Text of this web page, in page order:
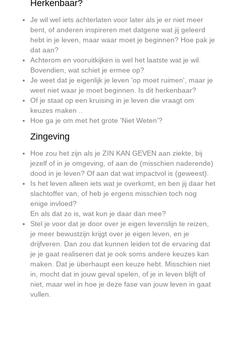
Herkenbaar?
Je wil wel iets achterlaten voor later als je er niet meer
bent, of anderen inspireren met datgene wat jij geleerd
hebt in je leven, maar waar moet je beginnen? Hoe pak je
dat aan?
Achterom en vooruitkijken is wel het laatste wat je wil.
Bovendien, wat schiet je ermee op?
Je weet dat je eigenlijk je leven 'op moet ruimen', maar je
weet niet waar je moet beginnen. Is dit herkenbaar?
Of je staat op een kruising in je leven die vraagt om
keuzes maken ..
Hoe ga je om met het grote 'Niet Weten'?
Zingeving
Hoe zou het zijn als je ZIN KAN GEVEN aan ziekte, bij
jezelf of in je omgeving, of aan de (misschien naderende)
dood in je leven? Of aan dat wat impactvol is (geweest).
Is het leven alleen iets wat je overkomt, en ben jij daar het
slachtoffer van, of heb je ergens misschien toch nog
enige invloed?
En als dat zo is, wat kun je daar dan mee?
Stel je voor dat je door over je eigen levenslijn te reizen,
je meer bewustzijn krijgt over je eigen leven, en je
drijfveren. Dan zou dat kunnen leiden tot de ervaring dat
je je gaat realiseren dat je ook soms andere keuzes kan
maken. Dat je überhaupt een keuze hebt. Misschien niet
in, mocht dat in jouw geval spelen, of je in leven blijft of
niet, maar wel in hoe je deze fase van jouw leven in gaat
vullen.